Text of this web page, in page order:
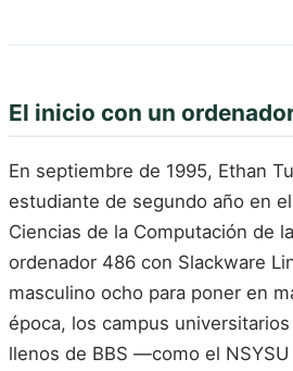
El inicio con un
En septiembre de 1995, Ethan
estudiante de segundo año en
Ciencias de la Computación de
ordenador 486 con Slackware
masculino ocho para poner en
época, los campus
llenos de BBS —como el NSYSU